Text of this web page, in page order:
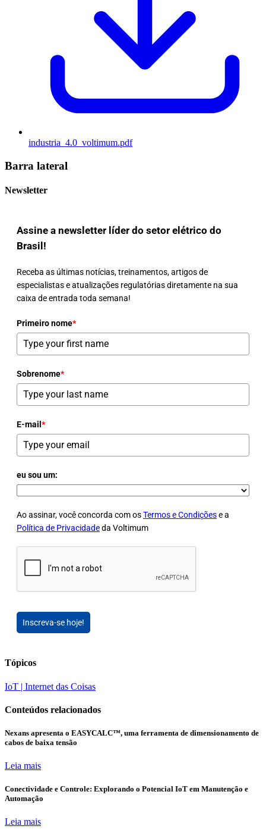
industria_4.0_voltimum.pdf
Barra lateral
Newsletter
Assine a newsletter líder do setor elétrico do
Brasil!
Receba as últimas notícias, treinamentos, artigos de
especialistas e atualizações regulatórias diretamente na sua
caixa de entrada toda semana!
Primeiro nome*
Sobrenome*
E-mail *
eu sou um:
Ao assinar, você concorda com osTermos e Condiçõese a
Política de Privacidadeda Voltimum
Inscreva-se hoje!
Tópicos
IoT | Internet das Coisas
Conteúdos relacionados
Nexans apresenta o EASYCALC™, uma ferramenta de dimensionamento de
cabos de baixa tensão
Leia mais
Conectividade e Controle: Explorando o Potencial IoT em Manutenção e
Automação
Leia mais